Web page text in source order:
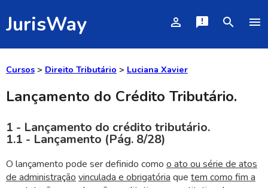
JurisWay person_outline announcement search menu
Cursos > Direito Tributário > Luciana Xavier
Lançamento do Crédito Tributário.
1 - Lançamento do crédito tributário.
1.1 - Lançamento (Pág. 8/28)
O lançamento pode ser definido como o ato ou série de atos
de administração vinculada e obrigatória que tem como fim a